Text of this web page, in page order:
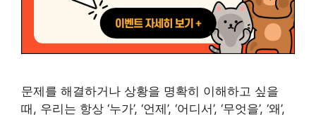
문제를 해결하거나 상황을 명확히 이해하고 싶을
때, 우리는 항상 ‘누가’, ‘언제’, ‘어디서’, ‘무엇을’, ‘왜’,